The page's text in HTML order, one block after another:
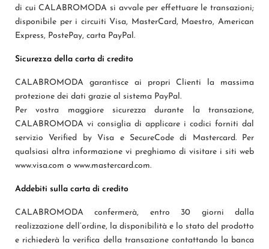
di cui CALABROMODA si avvale per effettuare le transazioni;
disponibile per i circuiti Visa, MasterCard, Maestro, American
Express, PostePay, carta PayPal.
Sicurezza della carta di credito
CALABROMODA garantisce ai propri Clienti la massima
protezione dei dati grazie al sistema PayPal.
Per vostra maggiore sicurezza durante la transazione,
CALABROMODA vi consiglia di applicare i codici forniti dal
servizio Verified by Visa e SecureCode di Mastercard. Per
qualsiasi altra informazione vi preghiamo di visitare i siti web
www.visa.com o www.mastercard.com.
Addebiti sulla carta di credito
CALABROMODA confermerà, entro 30 giorni dalla
realizzazione dell’ordine, la disponibilità e lo stato del prodotto
e richiederà la verifica della transazione contattando la banca